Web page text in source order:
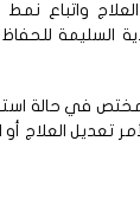
واتباع نمط
السليمة للحفاظ
في حالة استمرار
العلاج أو